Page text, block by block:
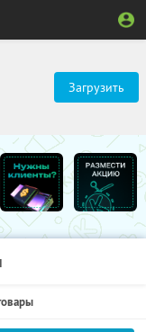
Загрузить